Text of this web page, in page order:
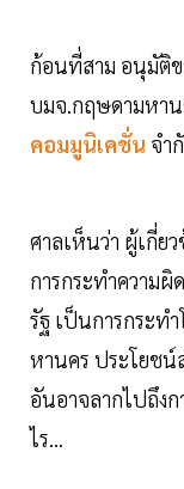
ก้อนที่สาม อนุมัติ
บมจ.กฤษดามหา
คอมมูนิเคชั่น จำ
ศาลเห็นว่า ผู้เกี่
การกระทำความผิ
รัฐ เป็นการกระท
หานคร ประโยชน์
อันอาจลากไปถึง
ไร...